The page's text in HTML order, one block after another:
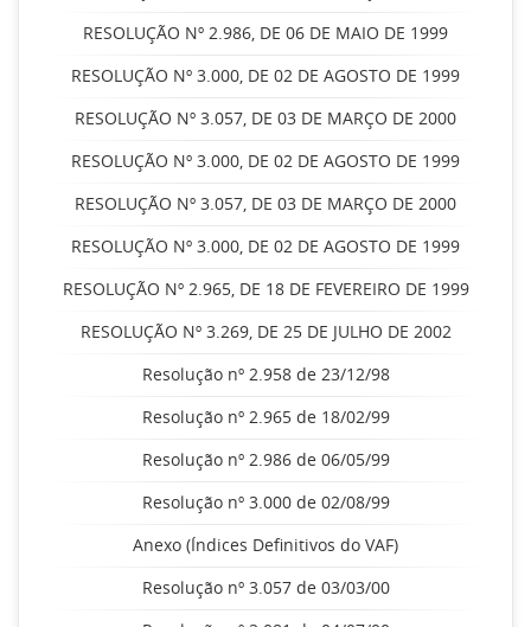
RESOLUÇÃO Nº 2.986, DE 06 DE MAIO DE 1999
RESOLUÇÃO Nº 3.000, DE 02 DE AGOSTO DE 1999
RESOLUÇÃO Nº 3.057, DE 03 DE MARÇO DE 2000
RESOLUÇÃO Nº 3.000, DE 02 DE AGOSTO DE 1999
RESOLUÇÃO Nº 3.057, DE 03 DE MARÇO DE 2000
RESOLUÇÃO Nº 3.000, DE 02 DE AGOSTO DE 1999
RESOLUÇÃO Nº 2.965, DE 18 DE FEVEREIRO DE 1999
RESOLUÇÃO Nº 3.269, DE 25 DE JULHO DE 2002
Resolução nº 2.958 de 23/12/98
Resolução nº 2.965 de 18/02/99
Resolução nº 2.986 de 06/05/99
Resolução nº 3.000 de 02/08/99
Anexo (Índices Definitivos do VAF)
Resolução nº 3.057 de 03/03/00